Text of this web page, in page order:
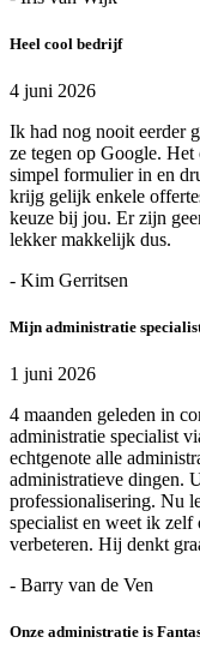
Heel cool bedrijf
4 juni 2026
Ik had nog nooit eerder
ze tegen op Google.
simpel formulier in en
krijg gelijk enkele
keuze bij jou. Er zijn
lekker makkelijk dus.
- Kim Gerritsen
Mijn administratie
1 juni 2026
4 maanden geleden in
administratie specialist
echtgenote alle
administratieve dingen.
professionalisering. Nu
specialist en weet ik
verbeteren. Hij denkt
- Barry van de Ven
Onze administratie is